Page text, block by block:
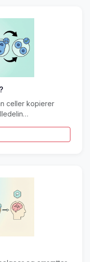
celler kopierer